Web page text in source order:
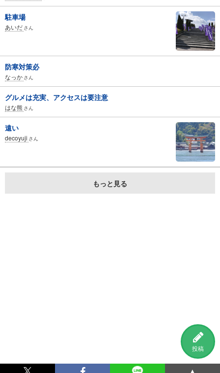
投稿
駐車場
あいだ さん
防寒対策必
なっか さん
グルメは充実、アクセスは要注意
はな熊 さん
遠い
decoyuji さん
もっと見る